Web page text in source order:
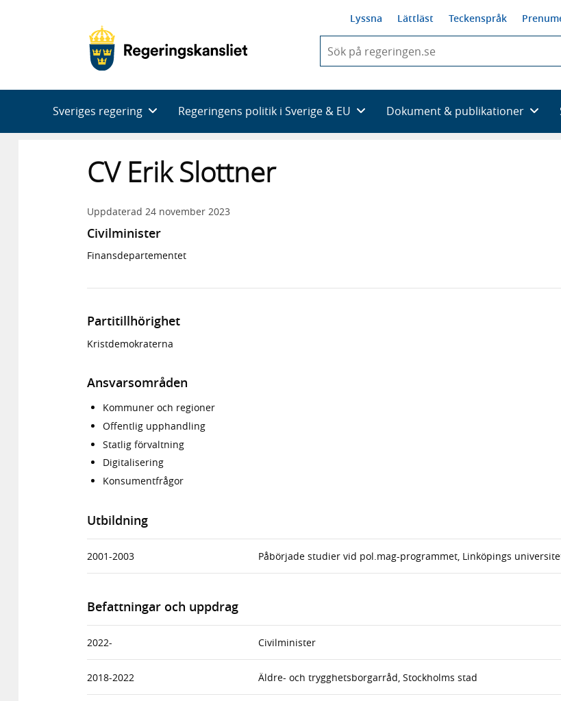
Lyssna Lättläst Teckenspråk
du
skriva
framträder
en
Sveriges regering Regeringens politik i Sverige & EU Dokument & publikationer
CV Erik Slottner
Uppdaterad 24 november 2023
Civilminister
Finansdepartementet
Partitillhörighet
Kristdemokraterna
Ansvarsområden
Kommuner och regioner
Offentlig upphandling
Statlig förvaltning
Digitalisering
Konsumentfrågor
Utbildning
2001-2003 Påbörjade studier vid pol.mag-programmet, Linköpings
Befattningar och uppdrag
2022- Civilminister
2018-2022 Äldre- och trygghetsborgarråd, Stockholms stad